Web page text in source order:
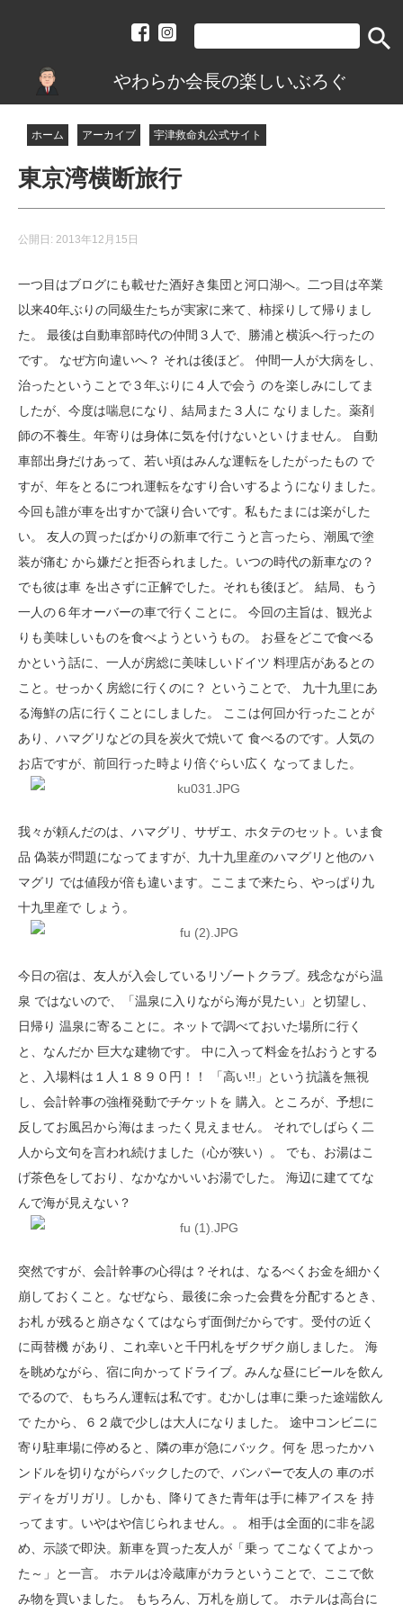
search
やわらか会長の楽しいぶろぐ
ホーム アーカイブ 宇津救命丸公式サイト
東京湾横断旅行
公開日: 2013年12月15日
一つ目はブログにも載せた酒好き集団と河口湖へ。二つ目は卒業
以来40年ぶりの同級生たちが実家に来て、柿採りして帰りまし
た。 最後は自動車部時代の仲間３人で、勝浦と横浜へ行ったの
です。 なぜ方向違いへ？ それは後ほど。 仲間一人が大病をし、
治ったということで３年ぶりに４人で会う のを楽しみにしてま
したが、今度は喘息になり、結局また３人に なりました。薬剤
師の不養生。年寄りは身体に気を付けないとい けません。 自動
車部出身だけあって、若い頃はみんな運転をしたがったもの で
すが、年をとるにつれ運転をなすり合いするようになりました。
今回も誰が車を出すかで譲り合いです。私もたまには楽がした
い。 友人の買ったばかりの新車で行こうと言ったら、潮風で塗
装が痛む から嫌だと拒否られました。いつの時代の新車なの？
でも彼は車 を出さずに正解でした。それも後ほど。 結局、もう
一人の６年オーバーの車で行くことに。 今回の主旨は、観光よ
りも美味しいものを食べようというもの。 お昼をどこで食べる
かという話に、一人が房総に美味しいドイツ 料理店があるとの
こと。せっかく房総に行くのに？ ということで、 九十九里にあ
る海鮮の店に行くことにしました。 ここは何回か行ったことが
あり、ハマグリなどの貝を炭火で焼いて 食べるのです。人気の
お店ですが、前回行った時より倍ぐらい広く なってました。
我々が頼んだのは、ハマグリ、サザエ、ホタテのセット。いま食
品 偽装が問題になってますが、九十九里産のハマグリと他のハ
マグリ では値段が倍も違います。ここまで来たら、やっぱり九
十九里産で しょう。
今日の宿は、友人が入会しているリゾートクラブ。残念ながら温
泉 ではないので、「温泉に入りながら海が見たい」と切望し、
日帰り 温泉に寄ることに。ネットで調べておいた場所に行く
と、なんだか 巨大な建物です。 中に入って料金を払おうとする
と、入場料は１人１８９０円！！ 「高い!!」という抗議を無視
し、会計幹事の強権発動でチケットを 購入。ところが、予想に
反してお風呂から海はまったく見えません。 それでしばらく二
人から文句を言われ続けました（心が狭い）。 でも、お湯はこ
げ茶色をしており、なかなかいいお湯でした。 海辺に建ててな
んで海が見えない？
突然ですが、会計幹事の心得は？それは、なるべくお金を細かく
崩しておくこと。なぜなら、最後に余った会費を分配するとき、
お札 が残ると崩さなくてはならず面倒だからです。受付の近く
に両替機 があり、これ幸いと千円札をザクザク崩しました。 海
を眺めながら、宿に向かってドライブ。みんな昼にビールを飲ん
でるので、もちろん運転は私です。むかしは車に乗った途端飲ん
で たから、６２歳で少しは大人になりました。 途中コンビニに
寄り駐車場に停めると、隣の車が急にバック。何を 思ったかハ
ンドルを切りながらバックしたので、バンパーで友人の 車のボ
ディをガリガリ。しかも、降りてきた青年は手に棒アイスを 持
ってます。いやはや信じられません。。 相手は全面的に非を認
め、示談で即決。新車を買った友人が「乗っ てこなくてよかっ
た～」と一言。 ホテルは冷蔵庫がカラということで、ここで飲
み物を買いました。 もちろん、万札を崩して。 ホテルは高台に